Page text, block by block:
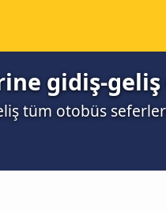
gidiş-
tüm otobüs